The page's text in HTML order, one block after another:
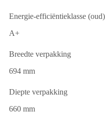
Energie-efficiëntieklasse (oud)
A+
Breedte verpakking
694 mm
Diepte verpakking
660 mm